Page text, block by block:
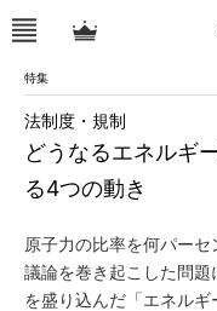
特集
どうなるエネルギ
る4つの動き
法制度・規制
原子力の比率を何パー
議論を巻き起こした問
を盛り込んだ「エネル